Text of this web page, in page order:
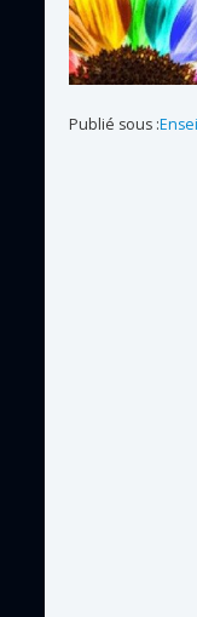
Publié sous :